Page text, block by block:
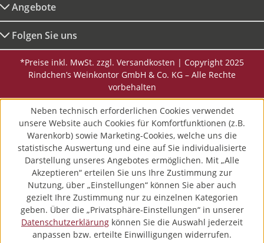
Angebote
Folgen Sie uns
*Preise inkl. MwSt. zzgl. Versandkosten | Copyright 2025
Rindchen’s Weinkontor GmbH & Co. KG – Alle Rechte
vorbehalten
Neben technisch erforderlichen Cookies verwendet
unsere Website auch Cookies für Komfortfunktionen (z.B.
Warenkorb) sowie Marketing-Cookies, welche uns die
statistische Auswertung und eine auf Sie individualisierte
Darstellung unseres Angebotes ermöglichen. Mit „Alle
Akzeptieren“ erteilen Sie uns Ihre Zustimmung zur
Nutzung, über „Einstellungen“ können Sie aber auch
gezielt Ihre Zustimmung nur zu einzelnen Kategorien
geben. Über die „Privatsphäre-Einstellungen“ in unserer
Datenschutzerklärung können Sie die Auswahl jederzeit
anpassen bzw. erteilte Einwilligungen widerrufen.